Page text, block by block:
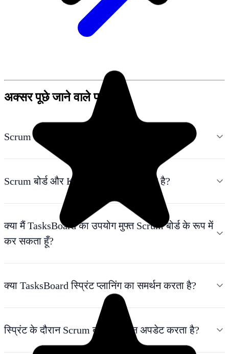
अक्सर पूछे जाने वाले प्रश्न
Scrum बोर्ड क्या है?
Scrum बोर्ड और Kanban बोर्ड में क्या अंतर है?
क्या मैं TasksBoard का उपयोग मुफ्त Scrum बोर्ड के रूप में
कर सकता हूँ?
क्या TasksBoard स्प्रिंट प्लानिंग का समर्थन करता है?
स्प्रिंट के दौरान Scrum बोर्ड को कौन अपडेट करता है?